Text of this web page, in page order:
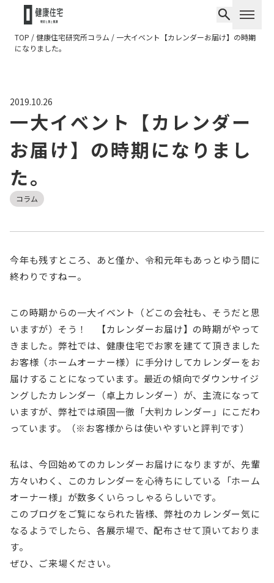
TOP /健康住宅研究所コラム / 一大イベント【カレンダーお届け】の時期
になりました。
2019.10.26
一大イベント【カレンダー
お届け】の時期になりまし
た。
コラム
今年も残すところ、あと僅か、令和元年もあっとゆう間に
終わりですねー。
この時期からの一大イベント（どこの会社も、そうだと思
いますが）そう！ 【カレンダーお届け】の時期がやって
きました。弊社では、健康住宅でお家を建てて頂きました
お客様（ホームオーナー様）に手分けしてカレンダーをお
届けすることになっています。最近の傾向でダウンサイジ
ングしたカレンダー（卓上カレンダー）が、主流になって
いますが、弊社では頑固一徹「大判カレンダー」にこだわ
っています。（※お客様からは使いやすいと評判です）
私は、今回始めてのカレンダーお届けになりますが、先輩
方々いわく、このカレンダーを心待ちにしている「ホーム
オーナー様」が数多くいらっしゃるらしいです。
このブログをご覧になられた皆様、弊社のカレンダー気に
なるようでしたら、各展示場で、配布させて頂いておりま
す。
ぜひ、ご来場ください。